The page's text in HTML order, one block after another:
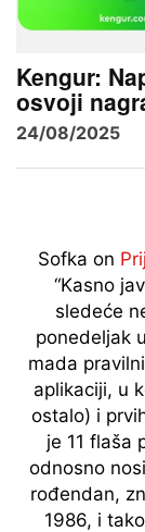
Kengur:
osvoji
24/08/2025
Sofka on
“Kasno
sledeće
ponedeljak
mada
aplikaciji, u
ostalo) i
je 11 flaša
odnosno
rođendan,
1986, i